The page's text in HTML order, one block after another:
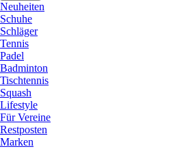
Neuheiten
Schuhe
Schläger
Tennis
Padel
Badminton
Tischtennis
Squash
Lifestyle
Für Vereine
Restposten
Marken